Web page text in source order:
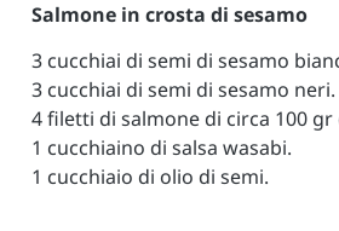
Salmone in crosta di sesamo
3 cucchiai di semi di sesamo
3 cucchiai di semi di sesamo neri.
4 filetti di salmone di circa 100 gr
1 cucchiaino di salsa wasabi.
1 cucchiaio di olio di semi.